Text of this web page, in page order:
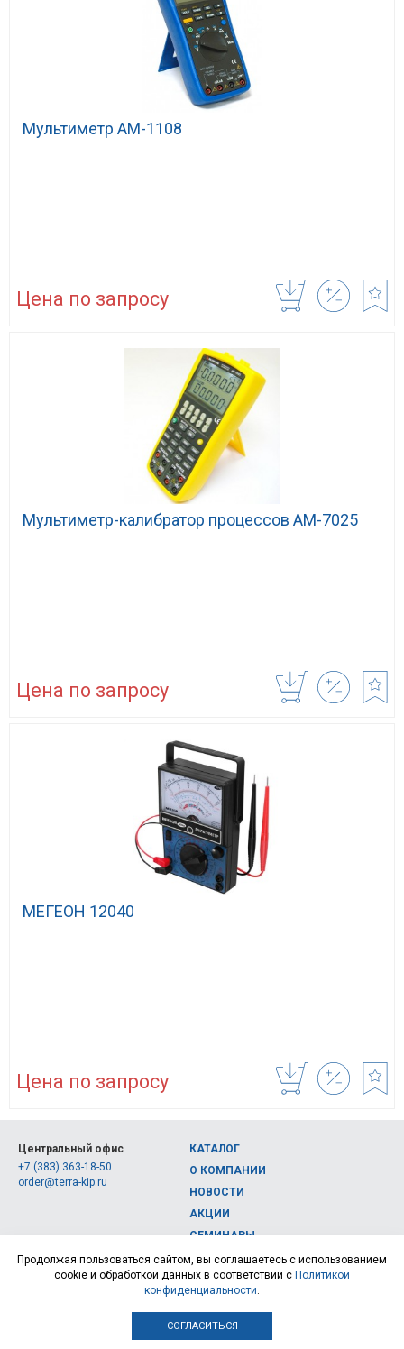
Мультиметр АМ-1108
Цена по запросу
Мультиметр-калибратор процессов АМ-7025
Цена по запросу
МЕГЕОН 12040
Цена по запросу
Центральный офис
+7 (383) 363-18-50
order@terra-kip.ru
КАТАЛОГ
О КОМПАНИИ
НОВОСТИ
АКЦИИ
СЕМИНАРЫ
КОНТАКТЫ
© 2026, Интернет-магазин измерительных приборов Терра Импэкс
Продолжая пользоваться сайтом, вы соглашаетесь с использованием
cookie и обработкой данных в соответствии с Политикой
конфиденциальности.
СОГЛАСИТЬСЯ